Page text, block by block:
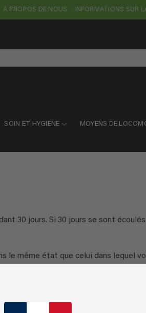
A PROPOS DE NOUS INFORMATIONS SUR
SOIN ET HYGIENE MOYENS DE
30 jours. Si 30 jours se sont
même état que celui dans lequel
d’achat.